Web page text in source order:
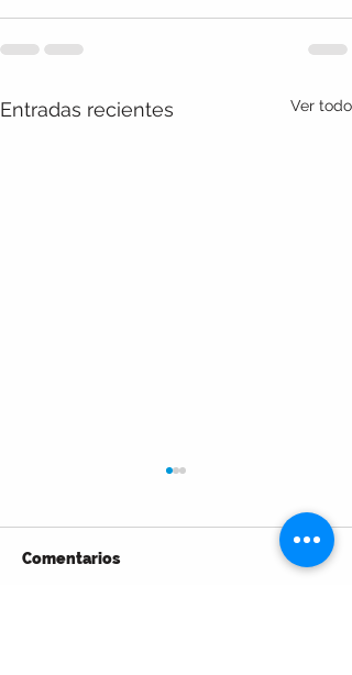
Entradas recientes Ver todo
Comentarios